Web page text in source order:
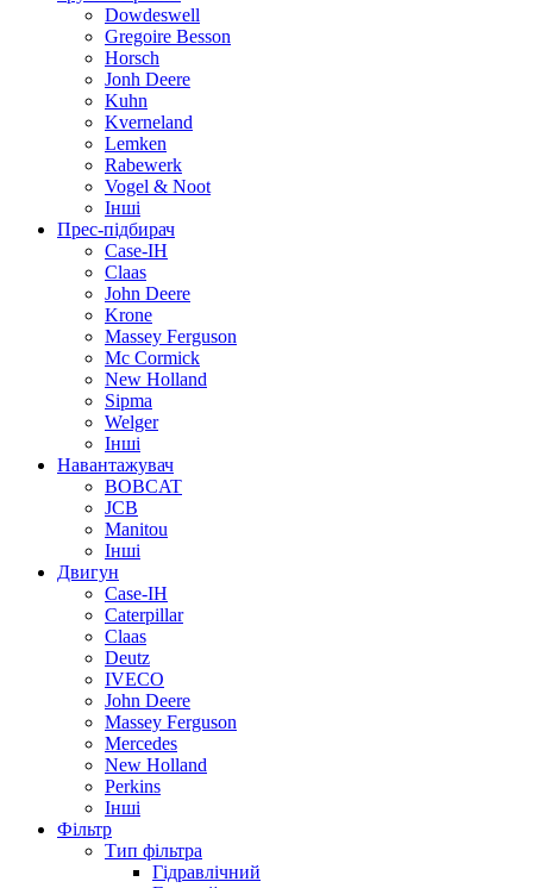
Dowdeswell
Gregoire Besson
Horsch
Jonh Deere
Kuhn
Kverneland
Lemken
Rabewerk
Vogel & Noot
Інші
Прес-підбирач
Case-IH
Claas
John Deere
Krone
Massey Ferguson
Mc Cormick
New Holland
Sipma
Welger
Інші
Навантажувач
BOBCAT
JCB
Manitou
Інші
Двигун
Case-IH
Caterpillar
Claas
Deutz
IVECO
John Deere
Massey Ferguson
Mercedes
New Holland
Perkins
Інші
Фільтр
Тип фільтра
Гідравлічний